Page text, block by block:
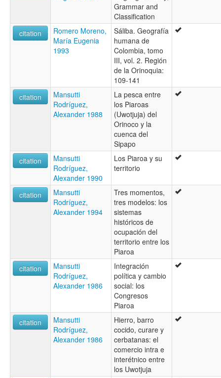
Grammar and
Classification
citation
Romero Moreno,
María Eugenia
1993
Sáliba. Geografía
humana de
Colombia, tomo
III, vol. 2. Región
de la Orinoquia:
109-141
citation
Mansutti
Rodríguez,
Alexander 1988
La pesca entre
los Piaroas
(Uwotjuja) del
Orinoco y la
cuenca del
Sipapo
citation
Mansutti
Rodríguez,
Alexander 1990
Los Piaroa y su
territorio
citation
Mansutti
Rodríguez,
Alexander 1994
Tres momentos,
tres modelos: los
sistemas
históricos de
ocupación del
territorio entre los
Piaroa
citation
Mansutti
Rodríguez,
Alexander 1986
Integración
política y cambio
social: los
Congresos
Piaroa
citation
Mansutti
Rodríguez,
Alexander 1986
Hierro, barro
cocido, curare y
cerbatanas: el
comercio intra e
interétnico entre
los Uwotjuja